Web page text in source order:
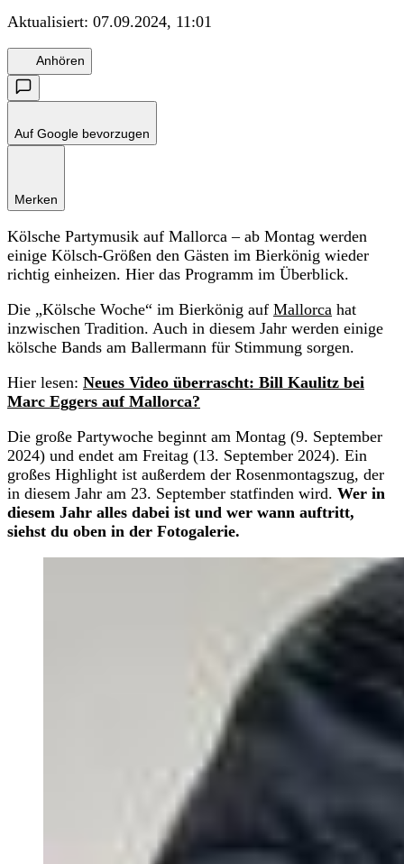
Aktualisiert: 07.09.2024, 11:01
Anhören
Auf Google bevorzugen
Merken
Kölsche Partymusik auf Mallorca – ab Montag werden
einige Kölsch-Größen den Gästen im Bierkönig wieder
richtig einheizen. Hier das Programm im Überblick.
Die „Kölsche Woche“ im Bierkönig auf Mallorca hat
inzwischen Tradition. Auch in diesem Jahr werden einige
kölsche Bands am Ballermann für Stimmung sorgen.
Hier lesen: Neues Video überrascht: Bill Kaulitz bei
Marc Eggers auf Mallorca?
Die große Partywoche beginnt am Montag (9. September
2024) und endet am Freitag (13. September 2024). Ein
großes Highlight ist außerdem der Rosenmontagszug, der
in diesem Jahr am 23. September statfinden wird. Wer in
diesem Jahr alles dabei ist und wer wann auftritt,
siehst du oben in der Fotogalerie.